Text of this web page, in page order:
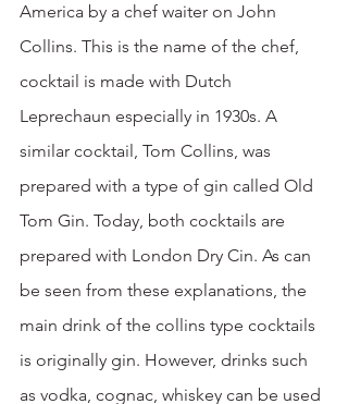
America by a chef waiter on John
Collins. This is the name of the chef,
cocktail is made with Dutch
Leprechaun especially in 1930s. A
similar cocktail, Tom Collins, was
prepared with a type of gin called Old
Tom Gin. Today, both cocktails are
prepared with London Dry Cin. As can
be seen from these explanations, the
main drink of the collins type cocktails
is originally gin. However, drinks such
as vodka, cognac, whiskey can be used